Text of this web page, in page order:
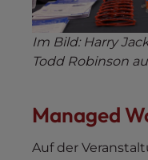
Im Bild: Harry
Todd Robinson
Managed
Auf der